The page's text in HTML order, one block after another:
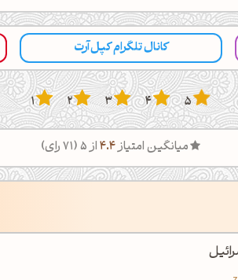
کانال تلگرام کپل‌آرت
5
4
3
2
1
میانگین امتیاز4.4از 5 ( 71رای)